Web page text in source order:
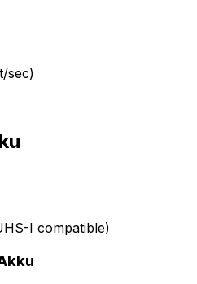
sec)
I compatible)